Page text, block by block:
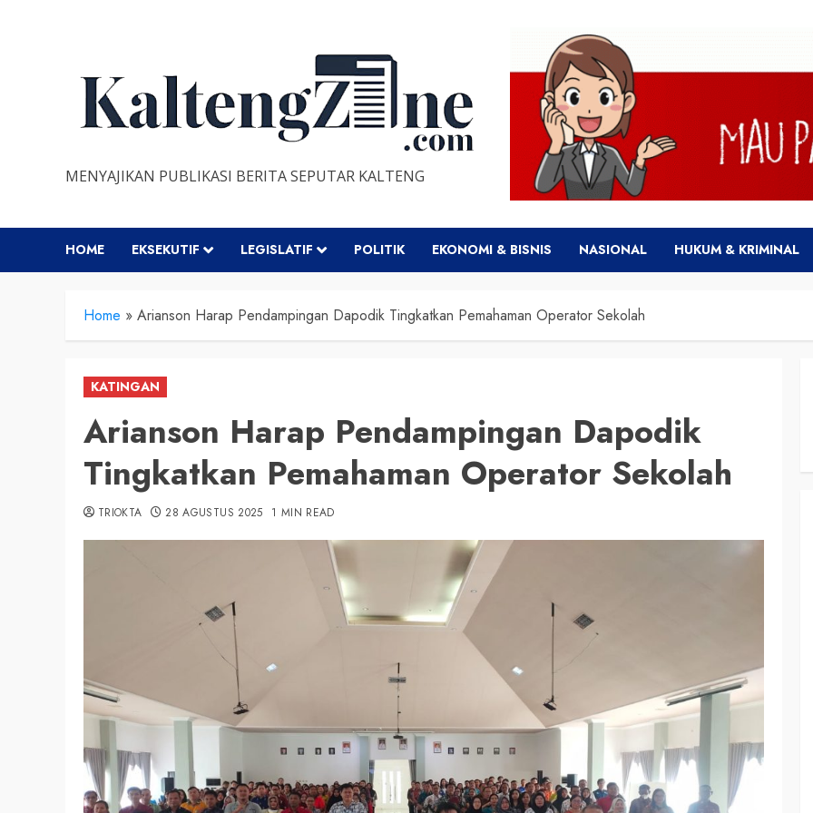
MENYAJIKAN PUBLIKASI BERITA SEPUTAR KALTENG
HOME EKSEKUTIF LEGISLATIF POLITIK EKONOMI & BISNIS NASIONAL HUKUM & KRIMINAL
Home » Arianson Harap Pendampingan Dapodik Tingkatkan Pemahaman Operator Sekolah
KATINGAN
Arianson Harap Pendampingan Dapodik
Tingkatkan Pemahaman Operator Sekolah
TRIOKTA 28 AGUSTUS 2025 1 MIN READ